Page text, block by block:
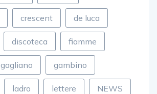
crescent de luca
discoteca fiamme
gagliano gambino
ladro lettere NEWS